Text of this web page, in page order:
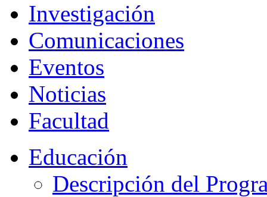
Investigación
Comunicaciones
Eventos
Noticias
Facultad
Educación
Descripción del